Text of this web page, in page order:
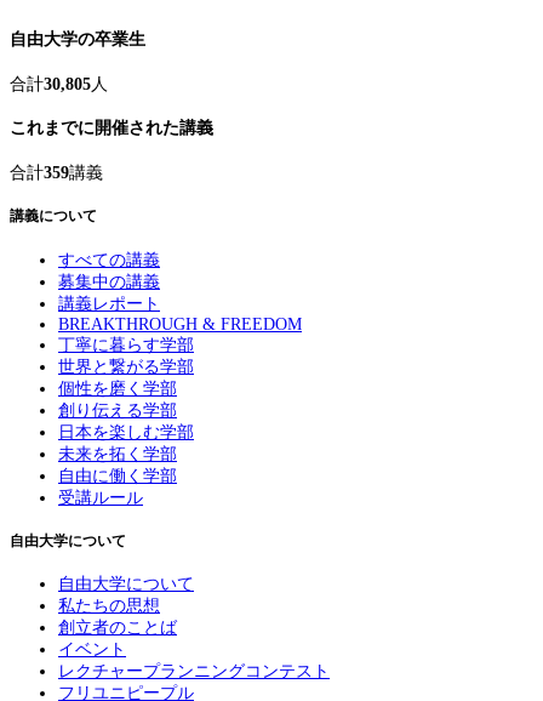
自由大学の卒業生
合計30,805 人
これまでに開催された講義
合計359講義
講義について
すべての講義
募集中の講義
講義レポート
BREAKTHROUGH & FREEDOM
丁寧に暮らす学部
世界と繋がる学部
個性を磨く学部
創り伝える学部
日本を楽しむ学部
未来を拓く学部
自由に働く学部
受講ルール
自由大学について
自由大学について
私たちの思想
創立者のことば
イベント
レクチャープランニングコンテスト
フリユニピープル